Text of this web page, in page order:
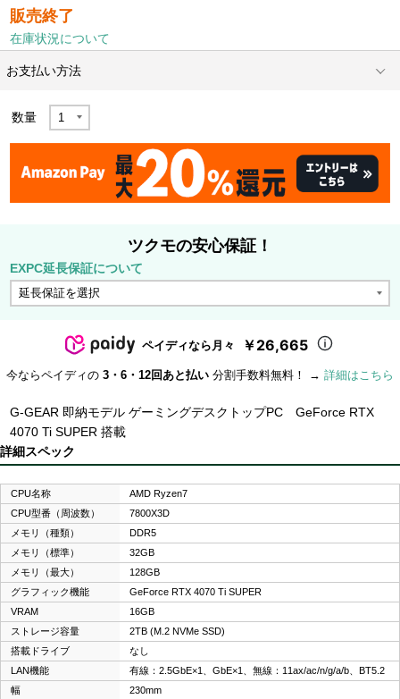
販売終了
在庫状況について
お支払い方法
数量
ツクモの安心保証！
EXPC延長保証について
ペイディなら月々 ￥26,665
今ならペイディの 3・6・12回あと払い 分割手数料無料！ → 詳細はこちら
G-GEAR 即納モデル ゲーミングデスクトップPC GeForce RTX
4070 Ti SUPER 搭載
詳細スペック
CPU名称
AMD Ryzen7
CPU型番（周波数）
7800X3D
メモリ（種類）
DDR5
メモリ（標準）
32GB
メモリ（最大）
128GB
グラフィック機能
GeForce RTX 4070 Ti SUPER
VRAM
16GB
ストレージ容量
2TB (M.2 NVMe SSD)
搭載ドライブ
なし
LAN機能
有線：2.5GbE×1、GbE×1、無線：11ax/ac/n/g/a/b、BT5.2
幅
230mm